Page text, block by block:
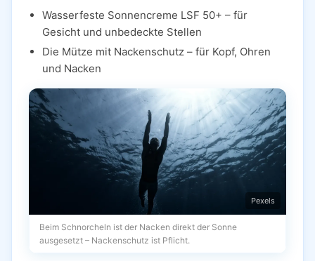
Wasserfeste Sonnencreme LSF 50+ – für
Gesicht und unbedeckte Stellen
Die Mütze mit Nackenschutz – für Kopf, Ohren
und Nacken
Pexels
Beim Schnorcheln ist der Nacken direkt der Sonne
ausgesetzt – Nackenschutz ist Pflicht.